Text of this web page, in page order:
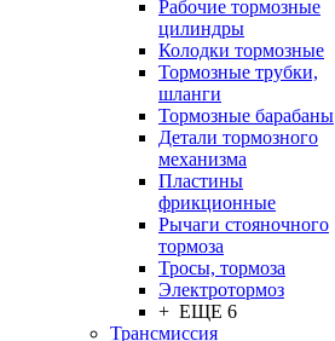
Рабочие тормозные
цилиндры
Колодки тормозные
Тормозные трубки,
шланги
Тормозные барабаны
Детали тормозного
механизма
Пластины
фрикционные
Рычаги стояночного
тормоза
Тросы, тормоза
Электротормоз
+ ЕЩЕ 6
Трансмиссия